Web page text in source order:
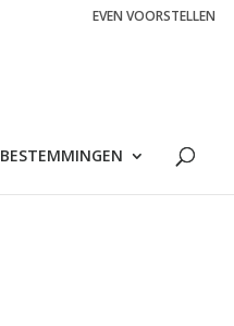
EVEN VOORSTELLEN
BESTEMMINGEN